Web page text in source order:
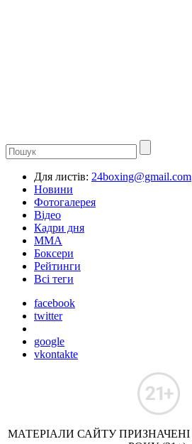
Для листів: 24boxing@gmail.com
Новини
Фотогалерея
Відео
Кадри дня
ММА
Боксери
Рейтинги
Всі теги
facebook
twitter
google
vkontakte
МАТЕРІАЛИ САЙТУ ПРИЗНАЧЕНІ